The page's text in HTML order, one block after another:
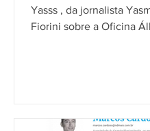
Yasss , da jornalista
Fiorini sobre a Oficina Álbum de